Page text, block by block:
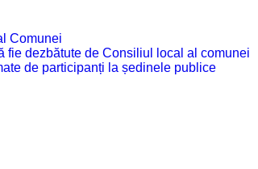
Comunei
fie dezbătute de Consiliul local al comunei
de participanți la ședinele publice